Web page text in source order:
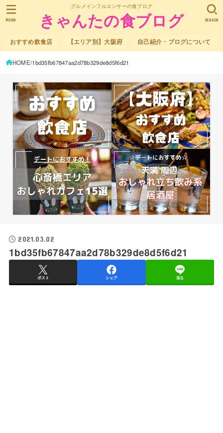
グルメインフルエンサーの食ブログ
きゃんたの食ブログ
おすすめ飲食店 【エリア別】大阪府 自己紹介・ブログについて
SEARCH
MENU
HOME 1bd35fb67847aa2d78b329de8d5f6d21
2021.03.02
1bd35fb67847aa2d78b329de8d5f6d21
ポスト シェア 送る